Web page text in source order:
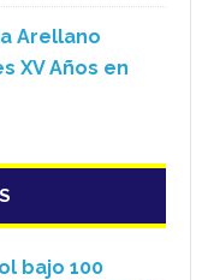
Arellano
XV Años en
bajo 100